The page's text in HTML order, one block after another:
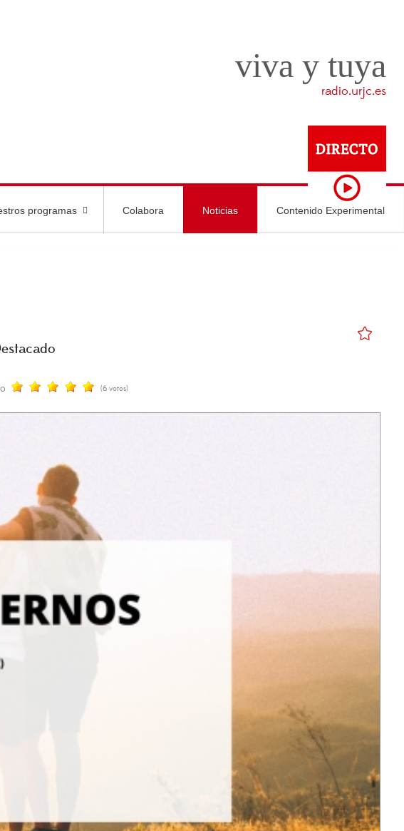
viva y tuya
radio.urjc.es
programas Colabora Noticias Contenido Experimental
(6 votos)